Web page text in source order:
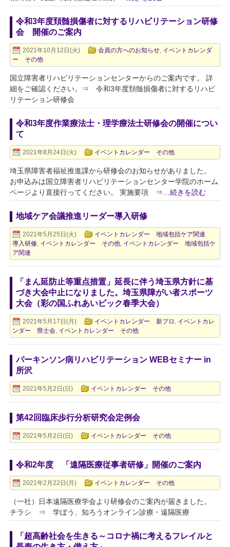
令和3年度頚髄損傷者に対するリハビリテーション研修
会 開催のご案内
2021年10月12日(火) 会員の方へのお知らせ イベントカレンダ
ー その他
国立障害者リハビリテーションセンターからのご案内です。 詳
細をご確認ください。⇒ 令和3年度頚髄損傷者に対するリハビ
リテーション研修会
令和3年度作業療法士・理学療法士研修会の開催につい
て
2021年8月24日(火) イベントカレンダー その他
埼玉県障害者福祉推進課から研修会のお知らせがありました。
お申込みは国立障害者リハビリテーションセンター学院のホーム
ページより直接行ってください。 実施要項 ⇒ …続きを読む
地域ケア会議推進リーダー導入研修
2021年5月25日(火)
イベントカレンダー 地域包括ケア関連
導入研修 イベントカレンダー その他 イベントカレンダー 地域包括ケ
ア関連
「まん延防止等重点措置」延長に伴う埼玉県方針に基
づき大会中止になりました。埼玉県障がい者スポーツ
大会（彩の国ふれあいピック春季大会）
2021年5月17日(月) イベントカレンダー 新プロ
イベントカレ
ンダー 県士会 イベントカレンダー その他
パーキンソン病リハビリテーション WEBセミナー in
所沢
2021年5月2日(日) イベントカレンダー その他
第42回臨床歩行分析研究会定例会
2021年5月2日(日) イベントカレンダー その他
令和2年度 「遠隔医療従事者研修」開催のご案内
2021年2月22日(月) イベントカレンダー その他
（一社）日本遠隔医療学会より研修会のご案内が届きました。
チラシ ⇒ 学ぼう、知ろうオンライン診療・遠隔医療
「超高齢社会を生きる～コロナ禍に考えるフレイルと